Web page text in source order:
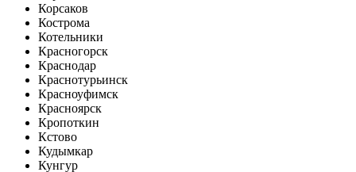
Корсаков
Кострома
Котельники
Красногорск
Краснодар
Краснотурьинск
Красноуфимск
Красноярск
Кропоткин
Кстово
Кудымкар
Кунгур